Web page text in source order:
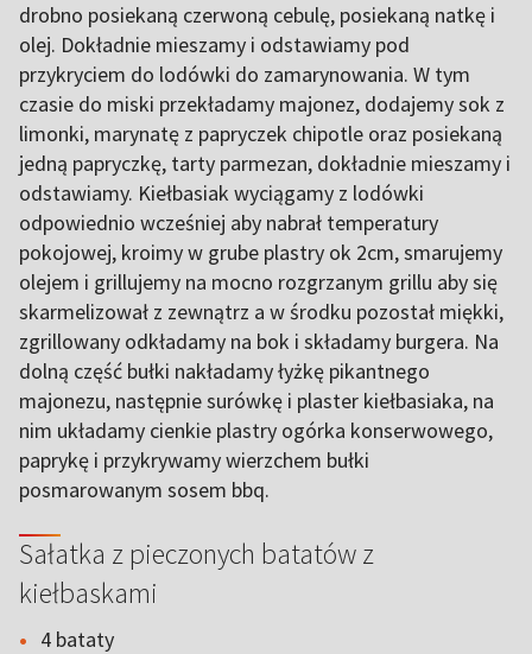
drobno posiekaną czerwoną cebulę, posiekaną natkę i
olej. Dokładnie mieszamy i odstawiamy pod
przykryciem do lodówki do zamarynowania. W tym
czasie do miski przekładamy majonez, dodajemy sok z
limonki, marynatę z papryczek chipotle oraz posiekaną
jedną papryczkę, tarty parmezan, dokładnie mieszamy i
odstawiamy. Kiełbasiak wyciągamy z lodówki
odpowiednio wcześniej aby nabrał temperatury
pokojowej, kroimy w grube plastry ok 2cm, smarujemy
olejem i grillujemy na mocno rozgrzanym grillu aby się
skarmelizował z zewnątrz a w środku pozostał miękki,
zgrillowany odkładamy na bok i składamy burgera. Na
dolną część bułki nakładamy łyżkę pikantnego
majonezu, następnie surówkę i plaster kiełbasiaka, na
nim układamy cienkie plastry ogórka konserwowego,
paprykę i przykrywamy wierzchem bułki
posmarowanym sosem bbq.
Sałatka z pieczonych batatów z
kiełbaskami
4 bataty